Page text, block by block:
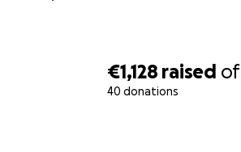
€1,128 raised of
40 donations